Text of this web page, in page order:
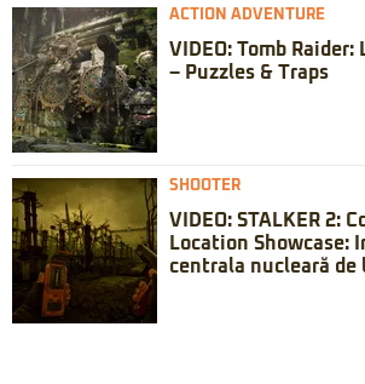
ACTION ADVENTURE
VIDEO: Tomb
– Puzzles & Traps
SHOOTER
VIDEO: STALKER 2:
Location Showcase:
centrala nucleară de